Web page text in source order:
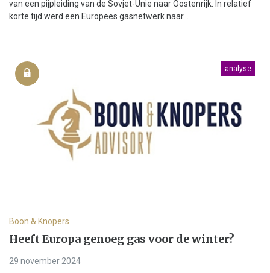
van een pijpleiding van de Sovjet-Unie naar Oostenrijk. In relatief
korte tijd werd een Europees gasnetwerk naar...
analyse
Boon & Knopers
Heeft Europa genoeg gas voor de winter?
29 november 2024